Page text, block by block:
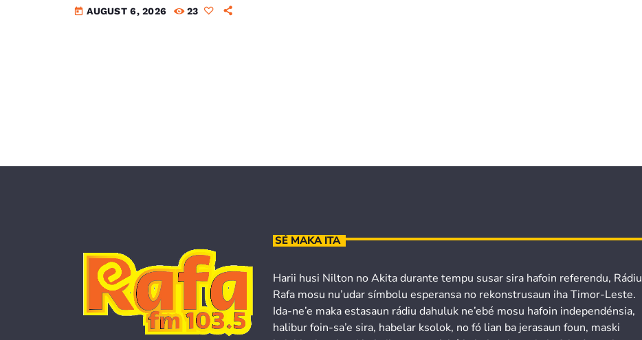
today AUGUST 6, 2026 23
SÉ MAKA ITA
Harii husi Nilton no Akita durante tempu susar sira hafoin referendu, Rádiu
Rafa mosu nu’udar símbolu esperansa no rekonstrusaun iha Timor-Leste.
Ida-ne’e maka estasaun rádiu dahuluk ne’ebé mosu hafoin independénsia,
halibur foin-sa’e sira, habelar ksolok, no fó lian ba jerasaun foun, maski